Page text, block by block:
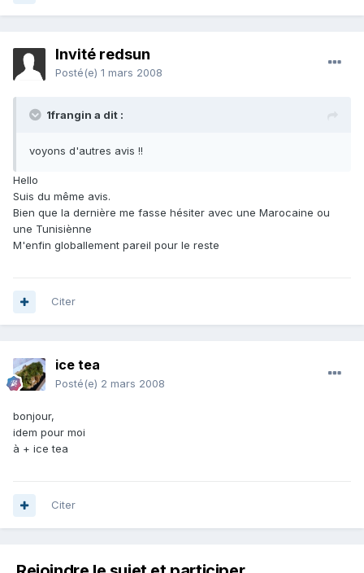
Invité redsun
Posté(e) 1 mars 2008
1frangin a dit :
voyons d'autres avis !!
Hello
Suis du même avis.
Bien que la dernière me fasse hésiter avec une Marocaine ou
une Tunisiènne
M'enfin globallement pareil pour le reste
Citer
ice tea
Posté(e) 2 mars 2008
bonjour,
idem pour moi
à + ice tea
Citer